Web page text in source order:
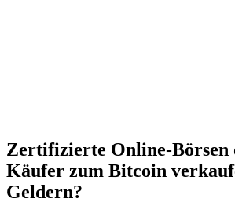
Zertifizierte Online-Börsen
Käufer zum Bitcoin
Geldern?